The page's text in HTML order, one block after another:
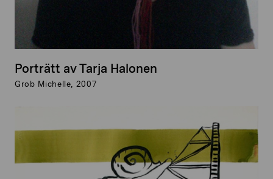
Porträtt av Tarja Halonen
Grob Michelle, 2007